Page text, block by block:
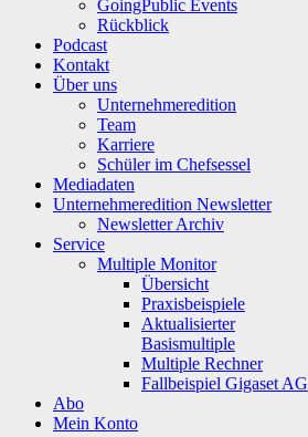
GoingPublic Events
Rückblick
Podcast
Kontakt
Über uns
Unternehmeredition
Team
Karriere
Schüler im Chefsessel
Mediadaten
Unternehmeredition Newsletter
Newsletter Archiv
Service
Multiple Monitor
Übersicht
Praxisbeispiele
Aktualisierter
Basismultiple
Multiple Rechner
Fallbeispiel Gigaset AG
Abo
Mein Konto